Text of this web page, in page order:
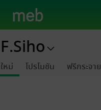
F.Siho
หม่ โปรโมชัน ฟรีกระจาย